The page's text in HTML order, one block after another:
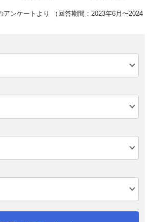
アンケートより （回答期間：2023年6月〜2024